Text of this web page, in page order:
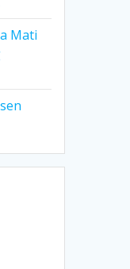
Mati